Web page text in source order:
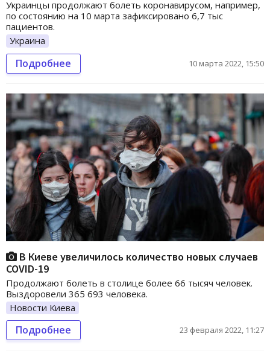
Украинцы продолжают болеть коронавирусом, например,
по состоянию на 10 марта зафиксировано 6,7 тыс
пациентов.
Украина
Подробнее 10 марта 2022, 15:50
В Киеве увеличилось количество новых случаев
COVID-19
Продолжают болеть в столице более 66 тысяч человек.
Выздоровели 365 693 человека.
Новости Киева
Подробнее 23 февраля 2022, 11:27